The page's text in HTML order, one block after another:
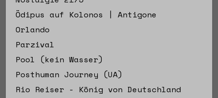
Ödipus auf Kolonos | Antigone
Orlando
Parzival
Pool (kein Wasser)
Posthuman Journey (UA)
Rio Reiser - König von Deutschland